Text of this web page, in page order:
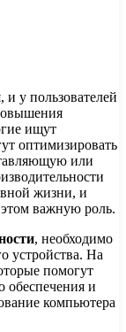
и у пользователей
ищут
оптимизировать
или
жизни, и
важную роль.
, необходимо
устройства. На
помогут
обеспечения и
компьютера